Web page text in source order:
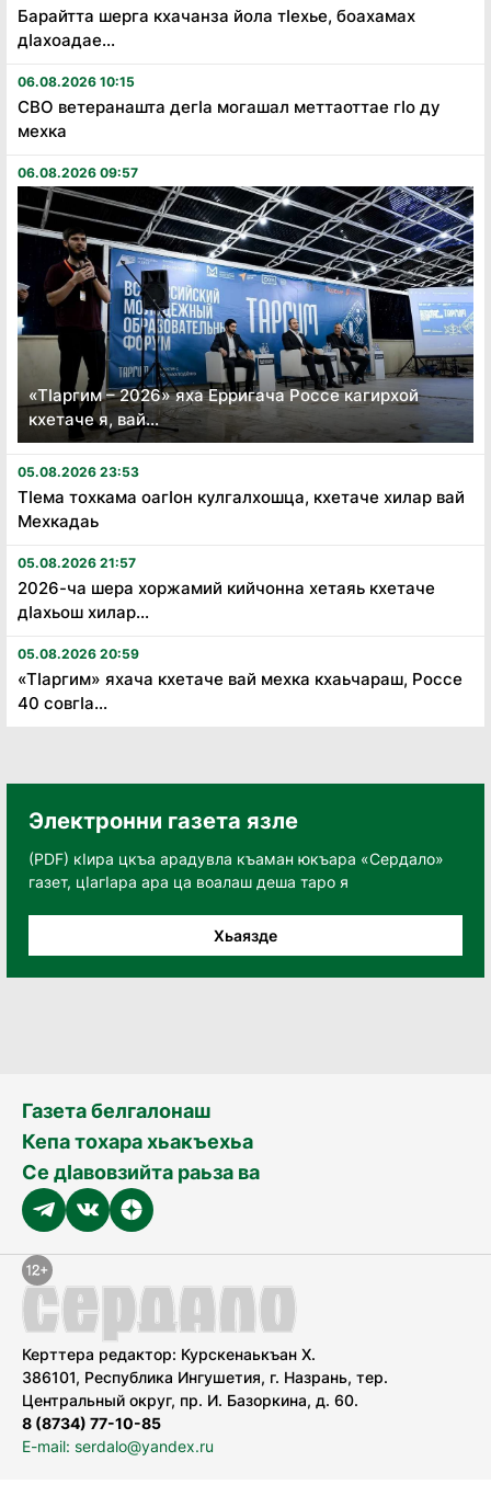
Барайтта шерга кхачанза йола тӏехье, боахамах
дӏахоадае...
06.08.2026 10:15
СВО ветеранашта дегӏа могашал меттаоттае гӏо ду
мехка
06.08.2026 09:57
«Тӏаргим – 2026» яха Ерригача Россе кагирхой
кхетаче я, вай...
05.08.2026 23:53
Тӏема тохкама оагӏон кулгалхошца, кхетаче хилар вай
Мехкадаь
05.08.2026 21:57
2026-ча шера хоржамий кийчонна хетаяь кхетаче
дӏахьош хилар...
05.08.2026 20:59
«Тӏаргим» яхача кхетаче вай мехка кхаьчараш, Россе
40 совгӏа...
Электронни газета язле
(PDF) кӀира цкъа арадувла къаман юкъара «Сердало»
газет, цӀагӀара ара ца воалаш деша таро я
Хьаязде
Газета белгалонаш
Кепа тохара хьакъехьа
Се дӀавовзийта раьза ва
Керттера редактор: Курскенаькъан Х.
386101, Республика Ингушетия, г. Назрань, тер.
Центральный округ, пр. И. Базоркина, д. 60.
8 (8734) 77-10-85
E-mail: serdalo@yandex.ru